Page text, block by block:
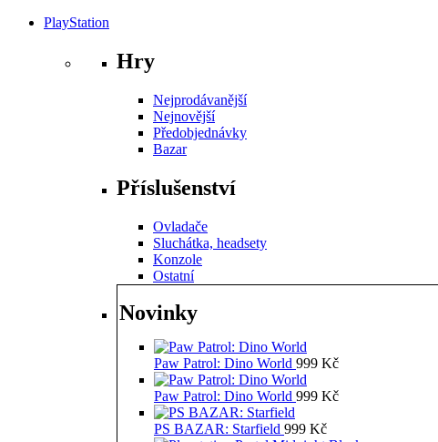
PlayStation
Hry
Nejprodávanější
Nejnovější
Předobjednávky
Bazar
Příslušenství
Ovladače
Sluchátka, headsety
Konzole
Ostatní
Novinky
Paw Patrol: Dino World 999 Kč
Paw Patrol: Dino World 999 Kč
PS BAZAR: Starfield 999 Kč